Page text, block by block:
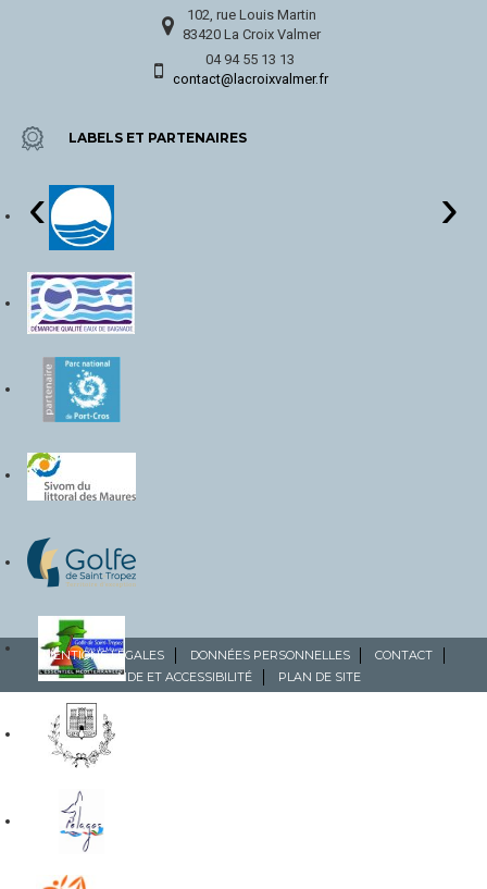
102, rue Louis Martin
83420 La Croix Valmer
04 94 55 13 13
contact@lacroixvalmer.fr
LABELS ET PARTENAIRES
‹ ›
MENTIONS LÉGALES DONNÉES PERSONNELLES
CONTACT
AIDE ET ACCESSIBILITÉ
PLAN DE SITE